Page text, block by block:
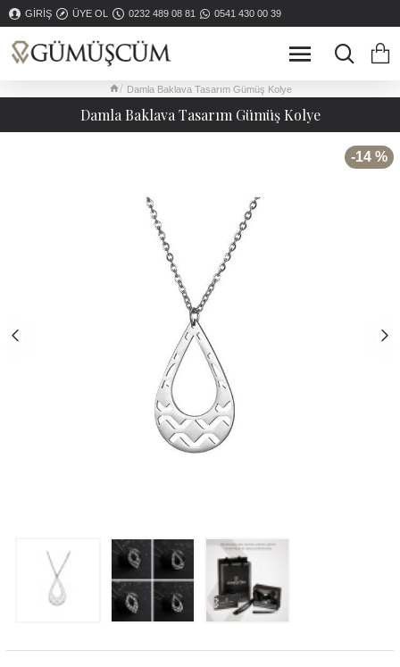
GIRIŞ ÜYE OL 0232 489 08 81 0541 430 00 39
Damla Baklava Tasarım Gümüş Kolye
Damla Baklava Tasarım Gümüş Kolye
-14 %